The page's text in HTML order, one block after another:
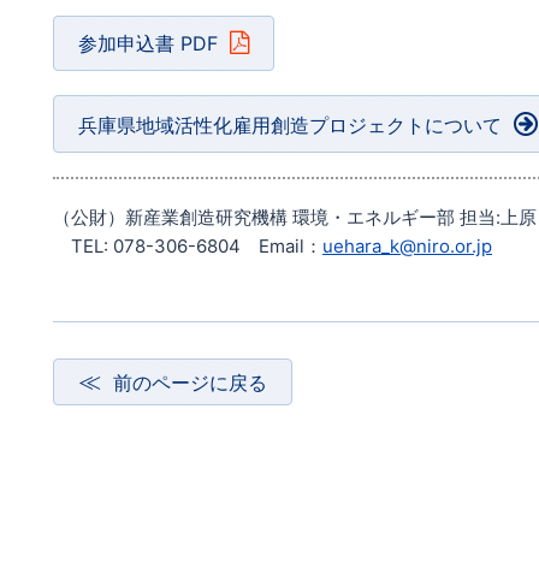
参加申込書 PDF
兵庫県地域活性化雇用創造プロジェクトについて
（公財）新産業創造研究機構 環境・エネルギー部 担当:上
TEL: 078-306-6804 Email： uehara_k@niro.or.jp
前のページに戻る